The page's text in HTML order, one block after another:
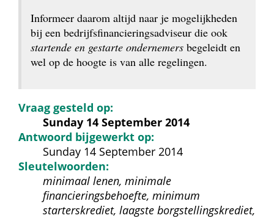
Informeer daarom altijd naar je mogelijkheden
bij een bedrijfsfinancieringsadviseur die ook
startende en gestarte ondernemers begeleidt en
wel op de hoogte is van alle regelingen.
Vraag gesteld op:
Sunday 14 September 2014
Antwoord bijgewerkt op:
Sunday 14 September 2014
Sleutelwoorden:
minimaal lenen, minimale
financieringsbehoefte, minimum
starterskrediet, laagste borgstellingskrediet,